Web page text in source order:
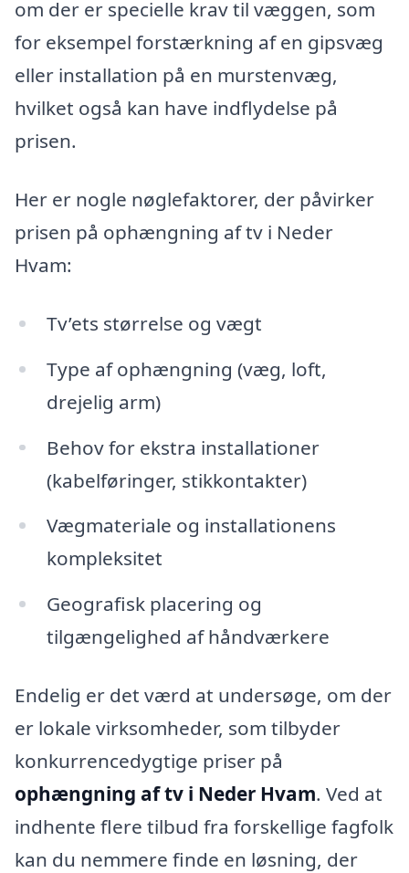
om der er specielle krav til væggen, som
for eksempel forstærkning af en gipsvæg
eller installation på en murstenvæg,
hvilket også kan have indflydelse på
prisen.
Her er nogle nøglefaktorer, der påvirker
prisen på ophængning af tv i Neder
Hvam:
Tv’ets størrelse og vægt
Type af ophængning (væg, loft,
drejelig arm)
Behov for ekstra installationer
(kabelføringer, stikkontakter)
Vægmateriale og installationens
kompleksitet
Geografisk placering og
tilgængelighed af håndværkere
Endelig er det værd at undersøge, om der
er lokale virksomheder, som tilbyder
konkurrencedygtige priser på
ophængning af tv i Neder Hvam. Ved at
indhente flere tilbud fra forskellige fagfolk
kan du nemmere finde en løsning, der